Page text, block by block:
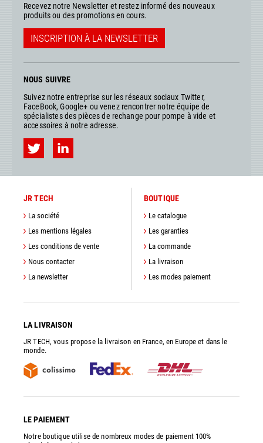
Recevez notre Newsletter et restez informé des nouveaux
produits ou des promotions en cours.
INSCRIPTION À LA NEWSLETTER
NOUS SUIVRE
Suivez notre entreprise sur les réseaux sociaux Twitter,
FaceBook, Google+ ou venez rencontrer notre équipe de
spécialistes des pièces de rechange pour pompe à vide et
accessoires à notre adresse.
JR TECH
La société
Les mentions légales
Les conditions de vente
Nous contacter
La newsletter
BOUTIQUE
Le catalogue
Les garanties
La commande
La livraison
Les modes paiement
LA LIVRAISON
JR TECH, vous propose la livraison en France, en Europe et dans le
monde.
LE PAIEMENT
Notre boutique utilise de nombreux modes de paiement 100%